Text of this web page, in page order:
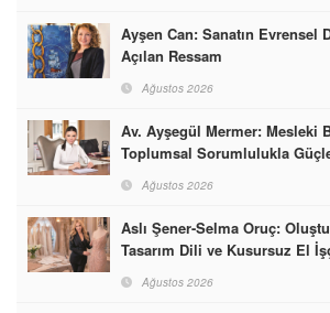
Ayşen Can: Sanatın Evrensel
Açılan Ressam
Ağustos 2026
Av. Ayşegül Mermer: Mesleki
Toplumsal Sorumlulukla
Ağustos 2026
Aslı Şener-Selma Oruç:
Tasarım Dili ve Kusursuz El
Dünyasına İmzalarını Attılar
Ağustos 2026